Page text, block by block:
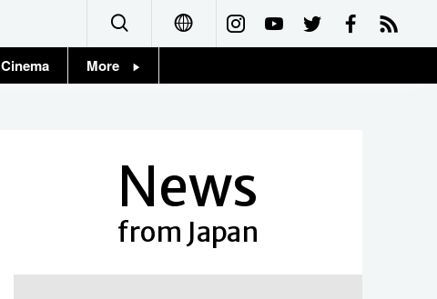
Français
Cinema More
News
from Japan